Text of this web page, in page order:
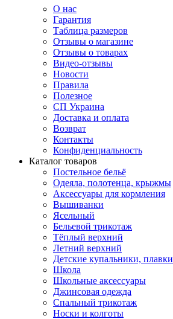
О нас
Гарантия
Таблица размеров
Отзывы о магазине
Отзывы о товарах
Видео-отзывы
Новости
Правила
Полезное
СП Украина
Доставка и оплата
Возврат
Контакты
Конфиденциальность
Каталог товаров
Постельное бельё
Одеяла, полотенца, крыжмы
Аксессуары для кормления
Вышиванки
Ясельный
Бельевой трикотаж
Тёплый верхний
Летний верхний
Детские купальники, плавки
Школа
Школьные аксессуары
Джинсовая одежда
Спальный трикотаж
Носки и колготы